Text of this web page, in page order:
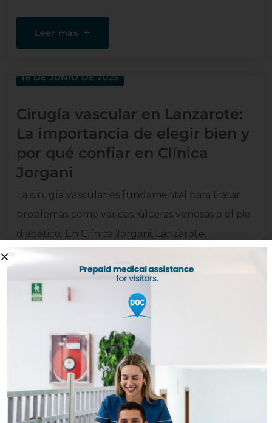
Leer más
18 DE JUNIO DE 2025
Cirugía vascular en Lanzarote:
La importancia de elegir bien y
por qué confiar en Clínica
Jorgani
La cirugía vascular es fundamental para tratar
problemas como varices, úlceras venosas o el pie
diabético. En Clínica Jorgani, Lanzarote,
contamos con un equipo experto, tecnología
avanzada y un trato cercano para cuidar tu salud
circulatoria desde el diagnóstico hasta la
Leer más